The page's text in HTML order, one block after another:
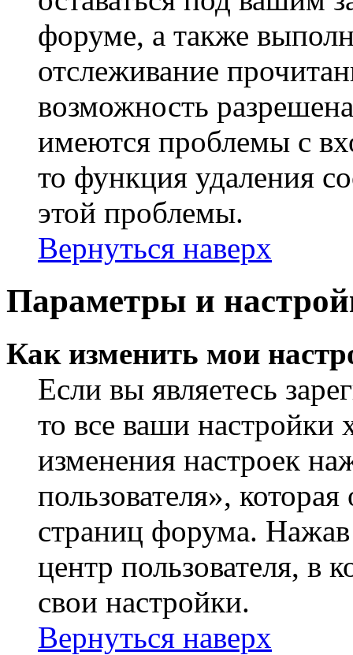
форуме, а также
отслеживание
возможность
имеются проблемы с
то функция удаления
этой проблемы.
Вернуться наверх
Параметры и
Как изменить мои
Если вы являетесь
то все ваши настройки
изменения настроек
пользователя»,
страниц форума.
центр пользователя, в
свои настройки.
Вернуться наверх